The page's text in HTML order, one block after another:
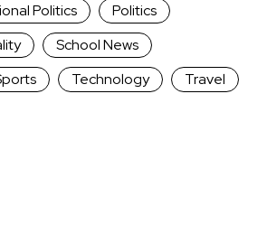
Politics
Politics
School News
Technology
Travel